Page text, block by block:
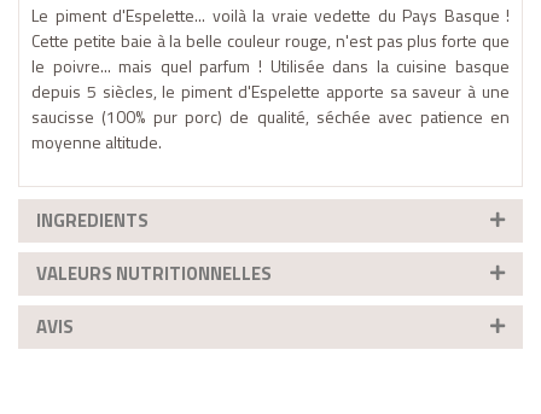
Le piment d'Espelette... voilà la vraie vedette du Pays Basque !
Cette petite baie à la belle couleur rouge, n'est pas plus forte que
le poivre... mais quel parfum ! Utilisée dans la cuisine basque
depuis 5 siècles, le piment d'Espelette apporte sa saveur à une
saucisse (100% pur porc) de qualité, séchée avec patience en
moyenne altitude.
INGREDIENTS
VALEURS NUTRITIONNELLES
AVIS